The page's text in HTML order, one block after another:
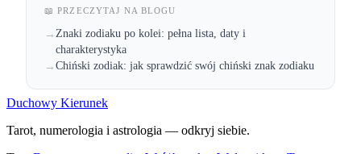
📖 PRZECZYTAJ NA BLOGU
→Znaki zodiaku po kolei: pełna lista, daty i
charakterystyka
→Chiński zodiak: jak sprawdzić swój chiński znak zodiaku
Duchowy Kierunek
Tarot, numerologia i astrologia — odkryj siebie.